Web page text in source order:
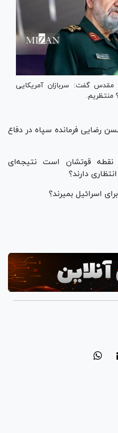
مقدس گفت: سربازان آمریکایی
منتظریم.
رضایی فرمانده سپاه در دفاع
نقطه قوتشان است نتیجه‌ای
دارند؟
اسرائیل بمیرند؟